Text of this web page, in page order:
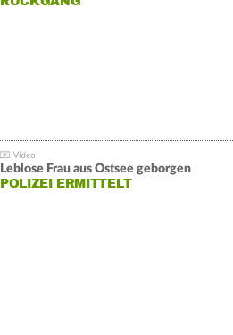
Leblose Frau aus Ostsee geborgen
POLIZEI ERMITTELT